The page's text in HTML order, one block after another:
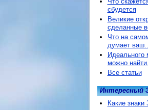
сбудется
Великие
сделанные
Что на
думает
Идеального
можно
Все статьи
Интересный
Какие знаки